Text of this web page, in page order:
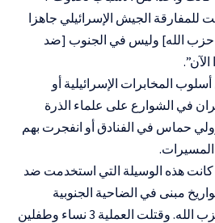
للمفارقة الجيش الإسرائيلي جاهزا
حزب الله] وليس في الجنوب [ضد
المخابرات الإسرائيلية أو
في الشوارع على علماء الذرة
حماس في الفنادق أو انفجرت بهم
المسيرات.
كانت هذه الوسيلة التي استخدمت ضد
مبنى في الضاحية الجنوبية
بالعاصمة بيروت، معقل حزب الله. وقتلت العملية 3 نساء وطفلين